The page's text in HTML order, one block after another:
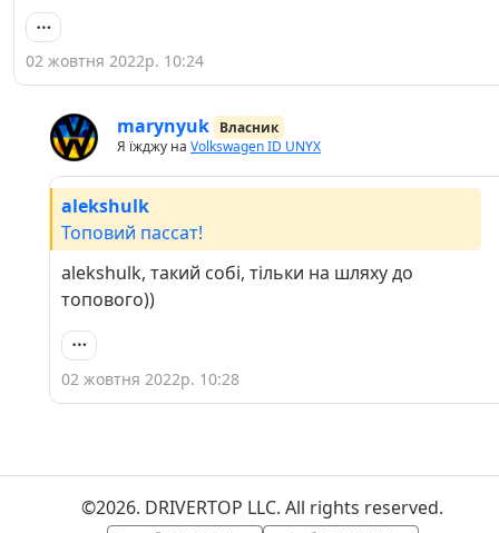
02 жовтня 2022р. 10:24
marynyuk Власник
Я їжджу на Volkswagen ID UNYX
alekshulk
Топовий пассат!
alekshulk, такий собі, тільки на шляху до
топового))
02 жовтня 2022р. 10:28
©2026. DRIVERTOP LLC. All rights reserved.